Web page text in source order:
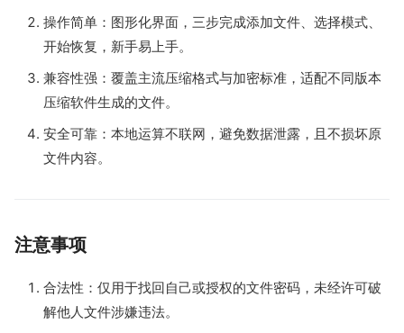
操作简单：图形化界面，三步完成添加文件、选择模式、
开始恢复，新手易上手。
兼容性强：覆盖主流压缩格式与加密标准，适配不同版本
压缩软件生成的文件。
安全可靠：本地运算不联网，避免数据泄露，且不损坏原
文件内容。
注意事项
合法性：仅用于找回自己或授权的文件密码，未经许可破
解他人文件涉嫌违法。